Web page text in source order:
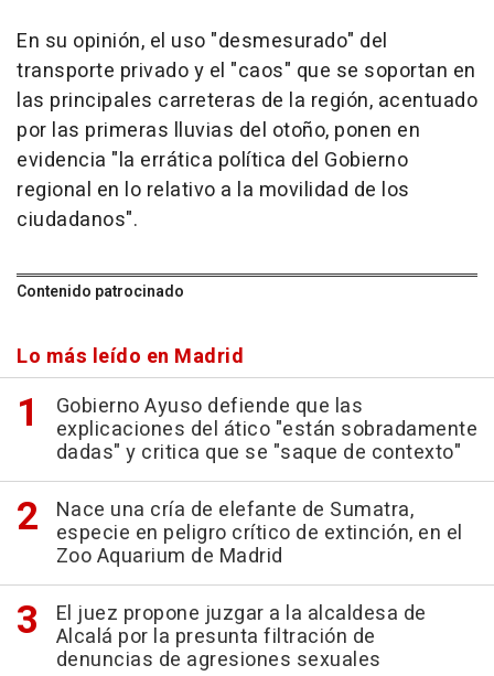
En su opinión, el uso "desmesurado" del
transporte privado y el "caos" que se soportan en
las principales carreteras de la región, acentuado
por las primeras lluvias del otoño, ponen en
evidencia "la errática política del Gobierno
regional en lo relativo a la movilidad de los
ciudadanos".
Contenido patrocinado
Lo más leído en Madrid
Gobierno Ayuso defiende que las
explicaciones del ático "están sobradamente
dadas" y critica que se "saque de contexto"
Nace una cría de elefante de Sumatra,
especie en peligro crítico de extinción, en el
Zoo Aquarium de Madrid
El juez propone juzgar a la alcaldesa de
Alcalá por la presunta filtración de
denuncias de agresiones sexuales